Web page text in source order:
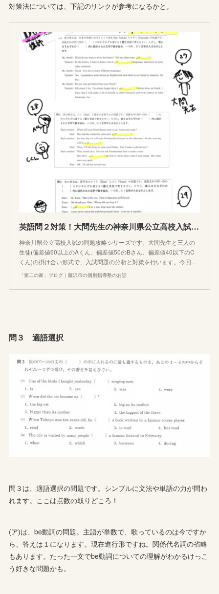
対策法については、下記のリンクが参考になるかと。
英語問２対策！大問先生の神奈川県公立高校入試学力検査問題攻略法
神奈川県公立高校入試の問題攻略シリーズです。大問先生と三人の
生徒(偏差値60以上のAくん、偏差値50のBさん、偏差値40以下のC
くん)の掛け合い形式で、入試問題の分析と対策を行います。今回…
「第二の家」ブログ｜藤沢市の個別指導塾のお話
問３ 適語選択
問３は、適語選択の問題です。シンプルに文法や単語の力が問わ
れます。ここは点数の取りどころ！
(ア)は、be動詞の問題。主語が単数で、歌っているのは今ですか
ら、答えは１になります。現在進行形ですね。関係代名詞の省略
もあります。たった一文でbe動詞についての理解がわかるけっこ
う好きな問題かも。